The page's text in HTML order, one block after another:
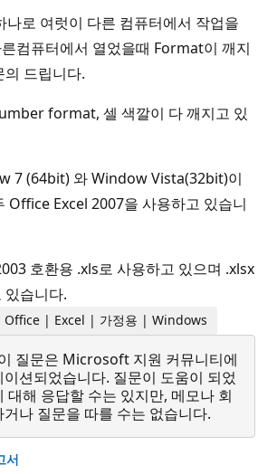
나로 여럿이 다른 컴퓨터에서 작업을
컴퓨터에서 열었을때 Format이 깨지
의 드립니다.
format, 셀 색깔이 다 깨지고 있
7 (64bit) 와 Window Vista(32bit)이
Office Excel 2007을 사용하고 있습니
호환용 .xls로 사용하고 있으며 .xlsx
있습니다.
Office | Excel | 가정용 | Windows
질문은 Microsoft 지원 커뮤니티에
션되었습니다. 질문이 도움이 되었
대해 응답할 수는 있지만, 메모나 회
나 질문을 따를 수는 없습니다.
서